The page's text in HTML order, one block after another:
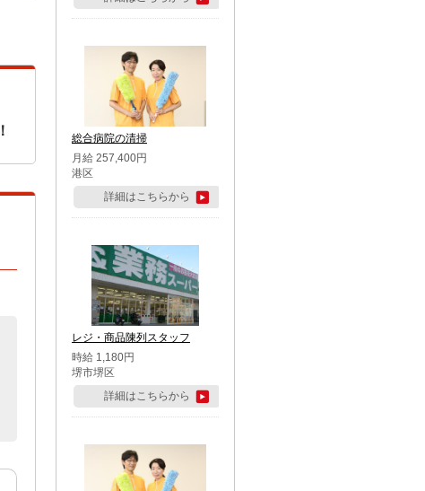
総合病院の清掃
月給 257,400円
港区
詳細はこちらから
レジ・商品陳列スタッフ
時給 1,180円
堺市堺区
詳細はこちらから